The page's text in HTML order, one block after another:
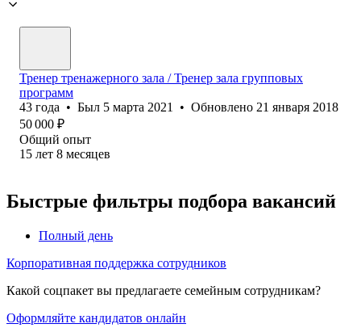
Тренер тренажерного зала / Тренер зала групповых
программ
43 года • Был 5 марта 2021 • Обновлено 21 января 2018
50 000 ₽
Общий опыт
15 лет 8 месяцев
Быстрые фильтры подбора вакансий
Полный день
Корпоративная поддержка сотрудников
Какой соцпакет вы предлагаете семейным сотрудникам?
Оформляйте кандидатов онлайн